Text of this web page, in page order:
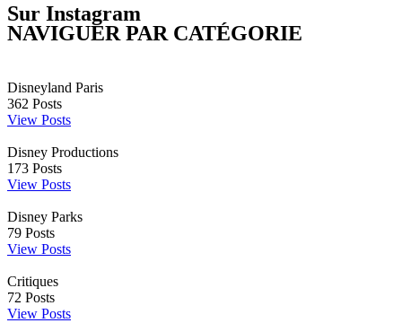
Sur Instagram
NAVIGUER PAR CATÉGORIE
Disneyland Paris
362 Posts
View Posts
Disney Productions
173 Posts
View Posts
Disney Parks
79 Posts
View Posts
Critiques
72 Posts
View Posts